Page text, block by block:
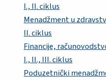
I., II. ciklus
Menadžment u
II. ciklus
Financije,
I., II., III. ciklus
Poduzetnički